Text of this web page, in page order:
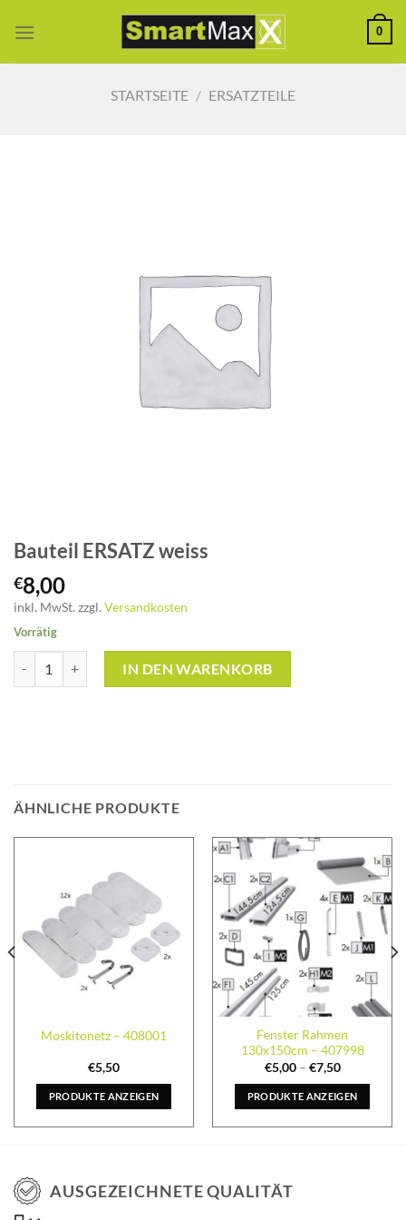
Inhalt
0
STARTSEITE / ERSATZTEILE
Bauteil ERSATZ weiss
€8,00
inkl. MwSt. zzgl. Versandkosten
Vorrätig
IN DEN WARENKORB
ÄHNLICHE PRODUKTE
Moskitonetz – 408001
€5,50
PRODUKTE ANZEIGEN
Fenster Rahmen
130x150cm – 407998
€5,00– €7,50
PRODUKTE ANZEIGEN
AUSGEZEICHNETE QUALITÄT